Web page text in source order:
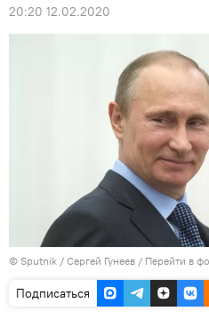
20:20 12.02.2020
© Sputnik / Сергей Гунеев / Перейти в
Подписаться